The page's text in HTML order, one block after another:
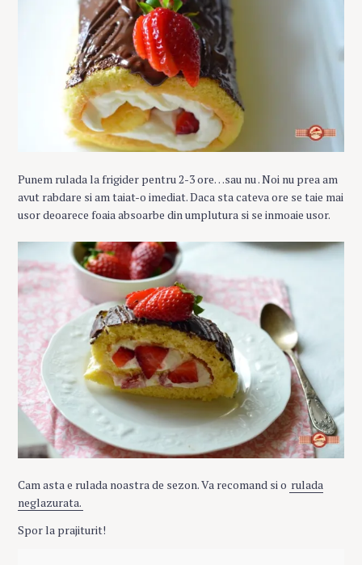
Punem rulada la frigider pentru 2-3 ore…sau nu . Noi nu prea am
avut rabdare si am taiat-o imediat. Daca sta cateva ore se taie mai
usor deoarece foaia absoarbe din umplutura si se inmoaie usor.
Cam asta e rulada noastra de sezon. Va recomand si o rulada
neglazurata.
Spor la prajiturit!